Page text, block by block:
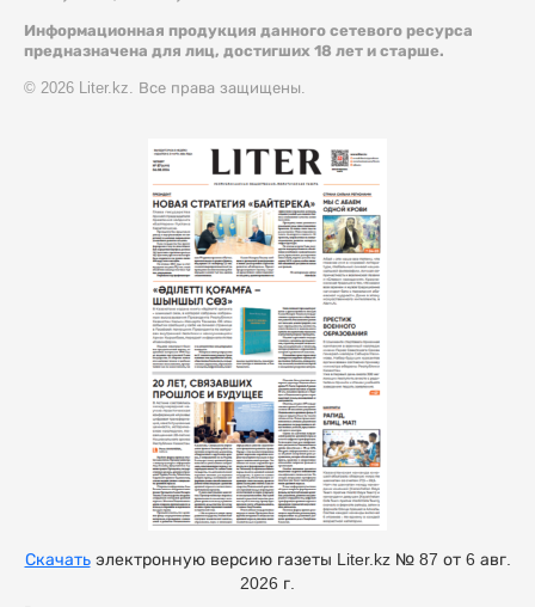
Информационная продукция данного сетевого ресурса
предназначена для лиц, достигших 18 лет и старше.
© 2026 Liter.kz. Все права защищены.
Скачатьэлектронную версию газеты Liter.kz № 87 от 6 авг.
2026 г.